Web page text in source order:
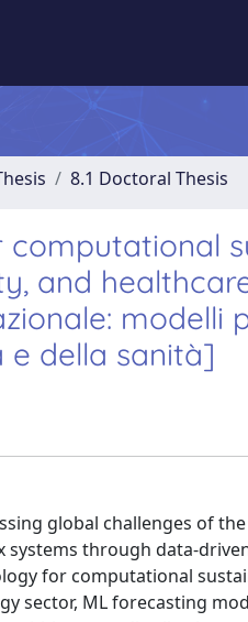
8.1 Doctoral Thesis
computational
and
modelli
della sanità]
global challenges of
through data-
for computational
sector, ML forecasting